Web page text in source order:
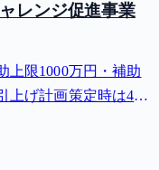
レンジ促進事業
上限1000万円・補助
上げ計画策定時は4分
（それまでは申請